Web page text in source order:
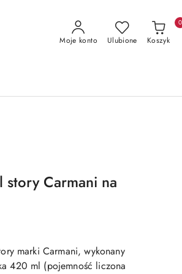
Moje konto Ulubione Koszyk
0
Carmani na
marki Carmani, wykonany
420 ml (pojemność liczona